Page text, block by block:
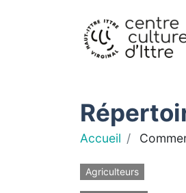
Accueil
Agriculteurs